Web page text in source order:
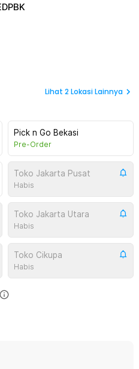
Lihat 2Lokasi Lainnya
Pick n Go Bekasi
Pre-Order
Toko Jakarta Pusat
Habis
Toko Jakarta Utara
Habis
Toko Cikupa
Habis